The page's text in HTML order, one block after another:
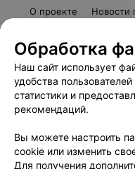
О проекте Новости
Пользовательское
Написать
Обработка
Обработка
Наш сайт использует
удобства
статистики и
рекомендаций.
Вы можете настроить
cookie или изменить
Для получения